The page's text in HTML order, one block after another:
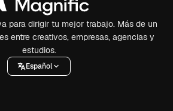
para dirigir tu mejor trabajo. Más de un
entre creativos, empresas, agencias y
estudios.
Español